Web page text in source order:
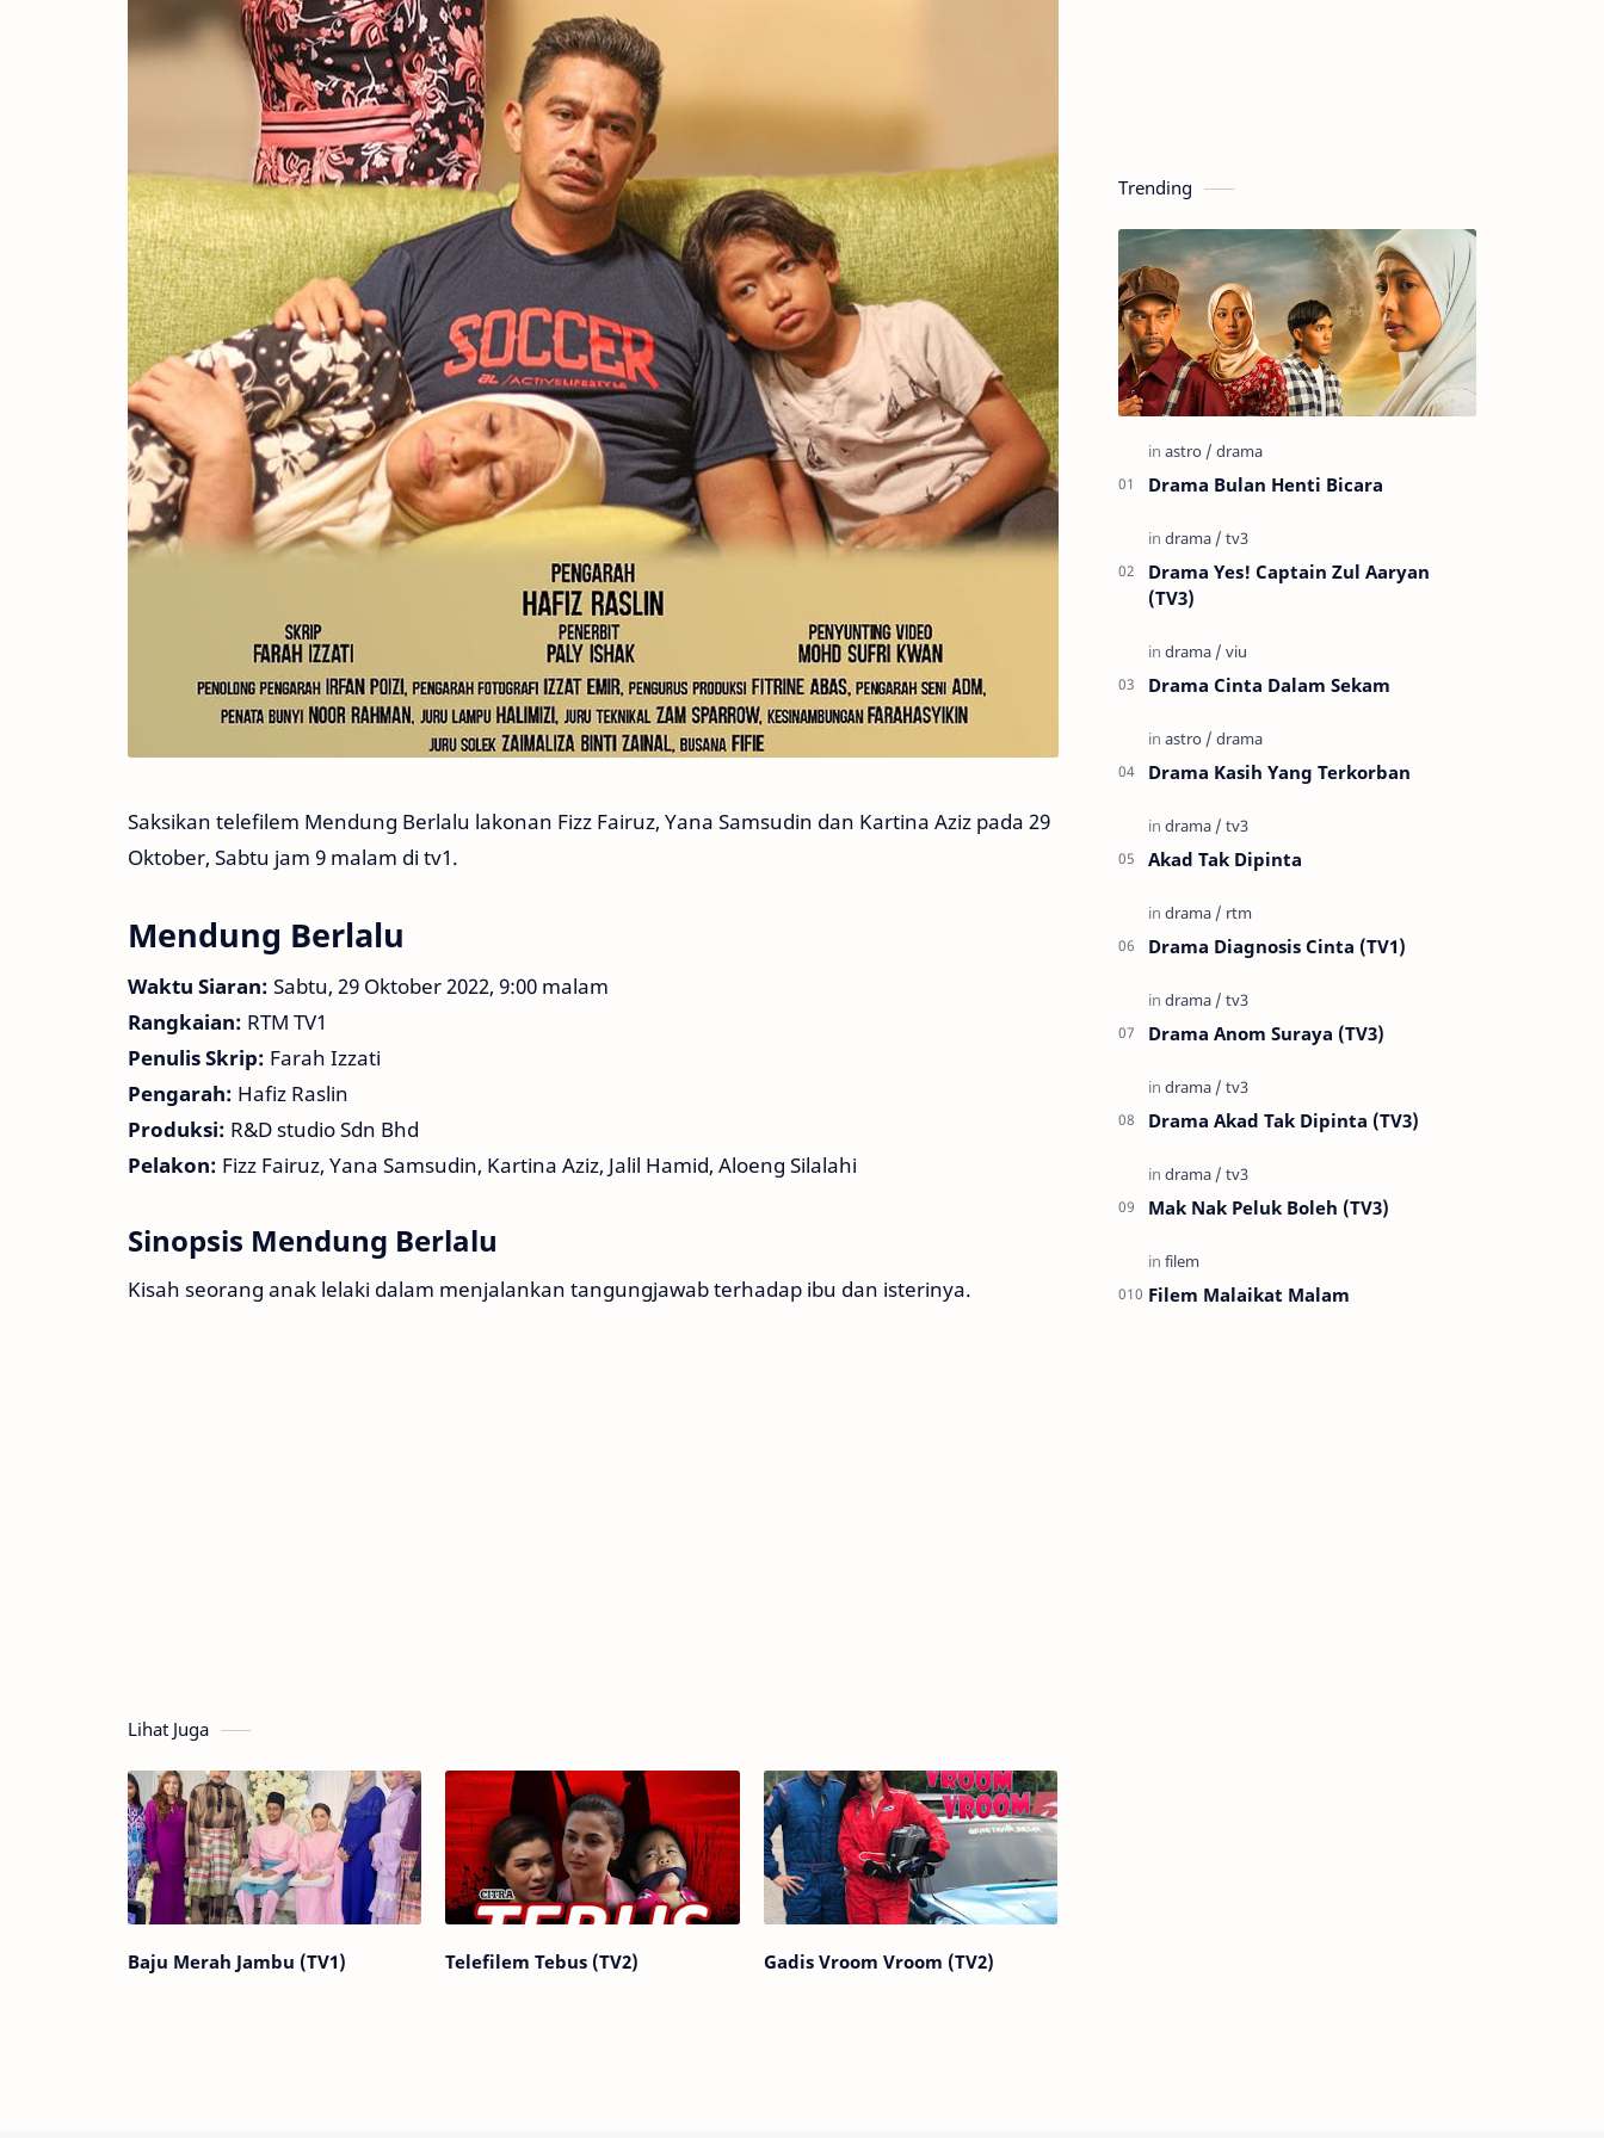
Saksikan telefilem Mendung Berlalu lakonan Fizz Fairuz, Yana Samsudin dan Kartina Aziz pada 29
Oktober, Sabtu jam 9 malam di tv1.
Mendung Berlalu
Waktu Siaran: Sabtu, 29 Oktober 2022, 9:00 malam
Rangkaian: RTM TV1
Penulis Skrip: Farah Izzati
Pengarah: Hafiz Raslin
Produksi: R&D studio Sdn Bhd
Pelakon: Fizz Fairuz, Yana Samsudin, Kartina Aziz, Jalil Hamid, Aloeng Silalahi
Sinopsis Mendung Berlalu
Kisah seorang anak lelaki dalam menjalankan tangungjawab terhadap ibu dan isterinya.
Lihat Juga
Baju Merah Jambu (TV1) Telefilem Tebus (TV2) Gadis Vroom Vroom (TV2)
Trending
Drama Bulan Henti Bicara
Drama Yes! Captain Zul Aaryan
(TV3)
Drama Cinta Dalam Sekam
Drama Kasih Yang Terkorban
Akad Tak Dipinta
Drama Diagnosis Cinta (TV1)
Drama Anom Suraya (TV3)
Drama Akad Tak Dipinta (TV3)
Mak Nak Peluk Boleh (TV3)
Filem Malaikat Malam